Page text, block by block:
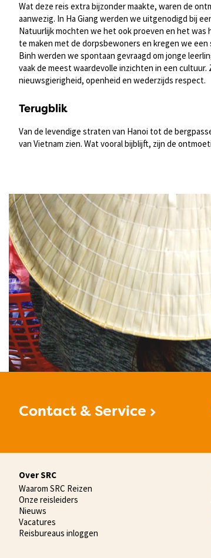
Wat deze reis extra bijzonder maakte, waren de
aanwezig. In Ha Giang werden we uitgenodigd bij
Natuurlijk mochten we het ook proeven en het
te maken met de dorpsbewoners en kregen we
Binh werden we spontaan gevraagd om jonge
vaak de meest waardevolle inzichten in een
nieuwsgierigheid, openheid en wederzijds respect.
Terugblik
Van de levendige straten van Hanoi tot de
van Vietnam zien. Wat vooral bijblijft, zijn de
Contact & Service
Over SRC
Waarom SRC Reizen
Onze reisleiders
Nieuws
Vacatures
Reisbureaus inloggen